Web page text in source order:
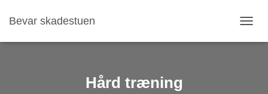
Bevar skadestuen
K
Hård træning